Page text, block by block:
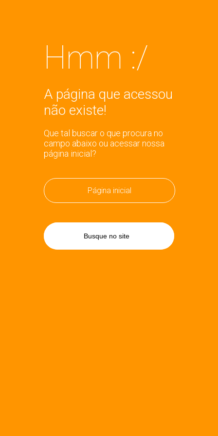
Hmm :/
A página que acessou
não existe!
Que tal buscar o que procura no
campo abaixo ou acessar nossa
página inicial?
Página inicial